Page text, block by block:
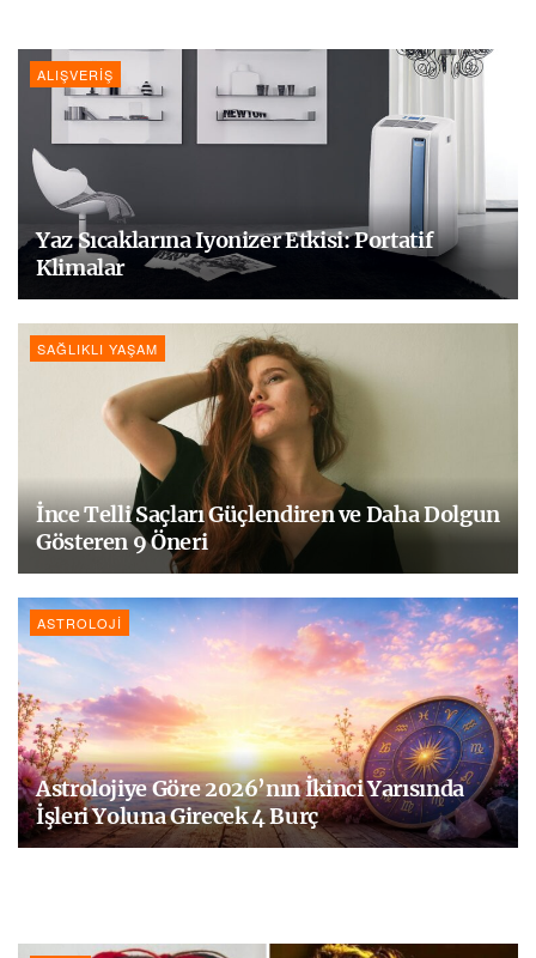
ALIŞVERIŞ
Yaz Sıcaklarına Iyonizer Etkisi: Portatif
Klimalar
SAĞLIKLI YAŞAM
İnce Telli Saçları Güçlendiren ve Daha Dolgun
Gösteren 9 Öneri
ASTROLOJI
Astrolojiye Göre 2026’nın İkinci Yarısında
İşleri Yoluna Girecek 4 Burç